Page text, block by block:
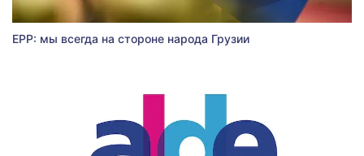
EPP: мы всегда на стороне народа Грузии